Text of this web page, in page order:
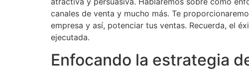
canales de venta y mucho más. Te
empresa y así, potenciar tus ventas. Recuerda, el
ejecutada.
Enfocando la estrategia